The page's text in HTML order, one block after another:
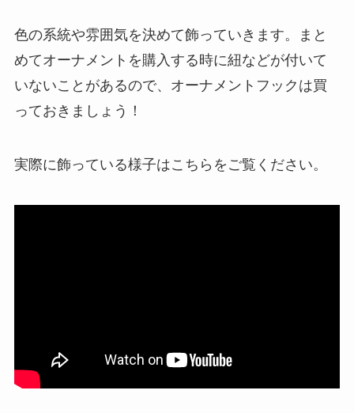
色の系統や雰囲気を決めて飾っていきます。まと
めてオーナメントを購入する時に紐などが付いて
いないことがあるので、オーナメントフックは買
っておきましょう！
実際に飾っている様子はこちらをご覧ください。